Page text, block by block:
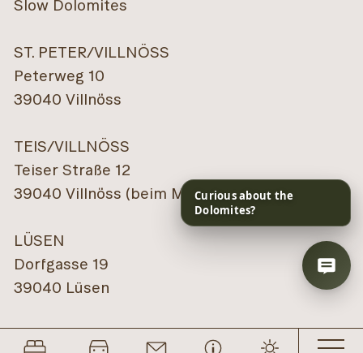
Slow Dolomites
ST. PETER/VILLNÖSS
Peterweg 10
39040 Villnöss
TEIS/VILLNÖSS
Teiser Straße 12
39040 Villnöss (beim Mineralienmuseum)
LÜSEN
Dorfgasse 19
39040 Lüsen
+39 0472 840 180